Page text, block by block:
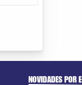
NOVIDADES POR